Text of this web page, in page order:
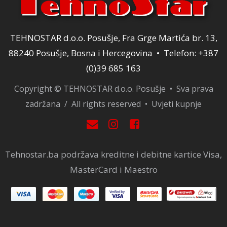
TEHNOSTAR d.o.o. Posušje, Fra Grge Martića br. 13,
88240 Posušje, Bosna i Hercegovina • Telefon: +387
(0)39 685 163
Copyright © TEHNOSTAR d.o.o. Posušje • Sva prava
zadržana / All rights reserved • Uvjeti kupnje
Tehnostar.ba podržava kreditne i debitne kartice Visa,
MasterCard i Maestro